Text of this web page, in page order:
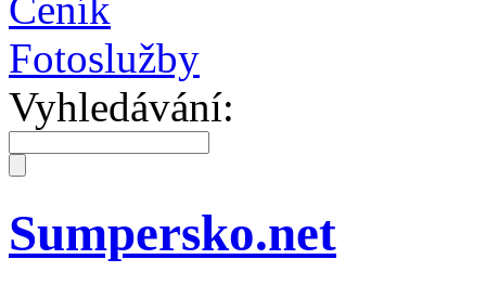
Fotoslužby
Vyhledávání:
Sumpersko.net